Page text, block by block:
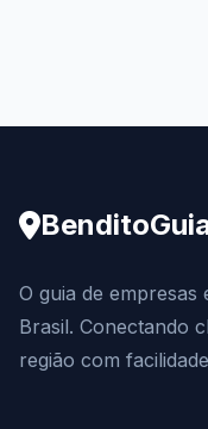
O guia de
Brasil. Conectando
região com